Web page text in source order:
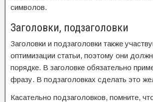
символов.
Заголовки, подзаголовки
Заголовки и подзаголовки также
оптимизации статьи, поэтому они
порядке. В заголовке обязательно
фразу. В подзаголовках сделать это
Касательно подзаголовков, помните,